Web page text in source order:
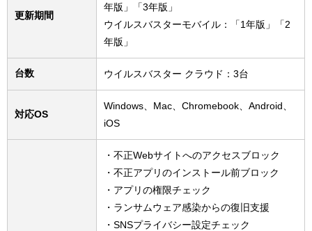
更新期間
年版」「3年版」
ウイルスバスターモバイル：「1年版」「2
年版」
台数 ウイルスバスター クラウド：3台
対応OS
Windows、Mac、Chromebook、Android、
iOS
・不正Webサイトへのアクセスブロック
・不正アプリのインストール前ブロック
・アプリの権限チェック
・ランサムウェア感染からの復旧支援
・SNSプライバシー設定チェック